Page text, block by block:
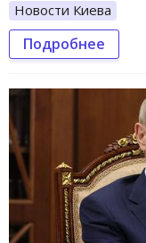
Новости Киева
Подробнее